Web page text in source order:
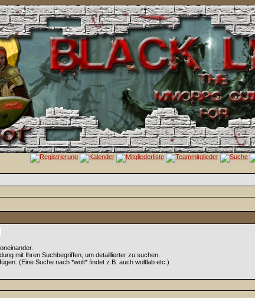
mit Ihren Suchbegriffen, um detaillierter zu suchen.
(Eine Suche nach *wolt* findet z.B. auch woltlab etc.)